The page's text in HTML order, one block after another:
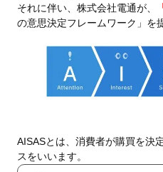
それに伴い、株式会社電通が、
の意思決定フレームワーク」を
AISASとは、消費者が購買を決
スをいいます。